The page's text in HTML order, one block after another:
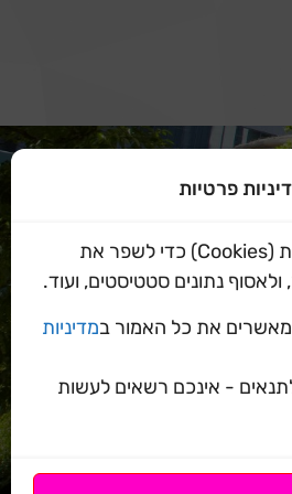
פרטיות
אנו משתמשים בעוגיות (Cookies) כדי לשפר את
נתונים סטטיסטים, ועוד.
את כל האמור במדיניות
- אינכם רשאים לעשות